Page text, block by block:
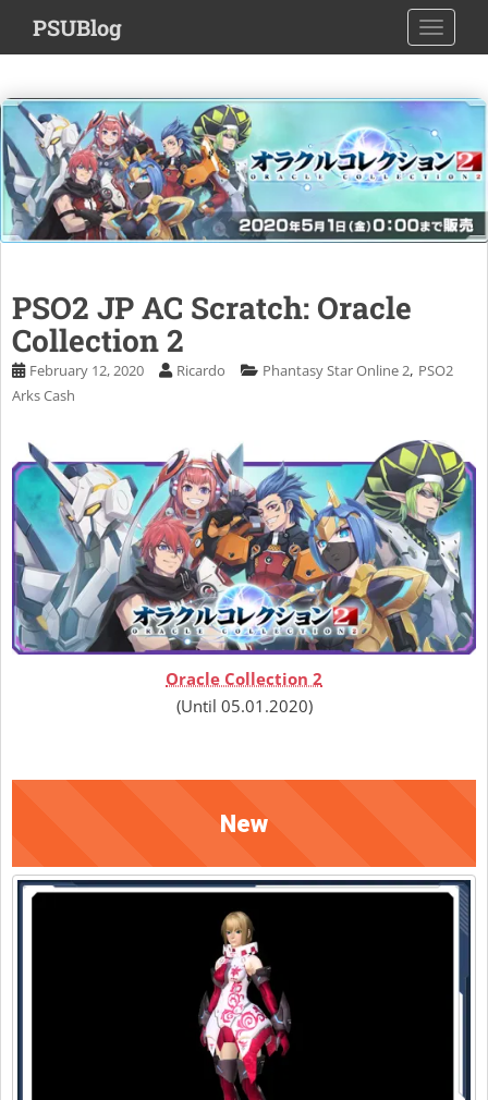
i
t
o
m
a
n
PSUBlog
PSO2 JP AC Scratch: Oracle
Collection 2
February 12, 2020 Ricardo Phantasy Star Online 2, PSO2
Arks Cash
Oracle Collection 2
(Until 05.01.2020)
New